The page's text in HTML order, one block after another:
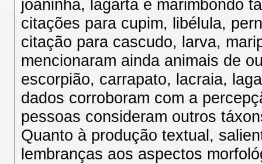
joaninha, lagarta e marimbondo
citações para cupim, libélula,
citação para cascudo, larva,
mencionaram ainda animais de
escorpião, carrapato, lacraia,
dados corroboram com a
pessoas consideram outros
Quanto à produção textual,
lembranças aos aspectos